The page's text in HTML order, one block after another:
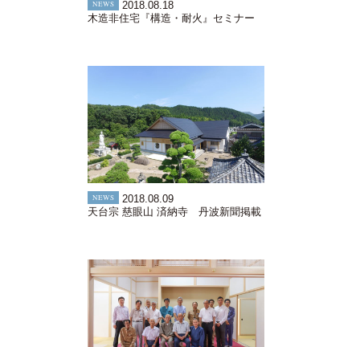
NEWS
2018.08.18
木造非住宅『構造・耐火』セミナー
NEWS
2018.08.09
天台宗 慈眼山 済納寺 丹波新聞掲載